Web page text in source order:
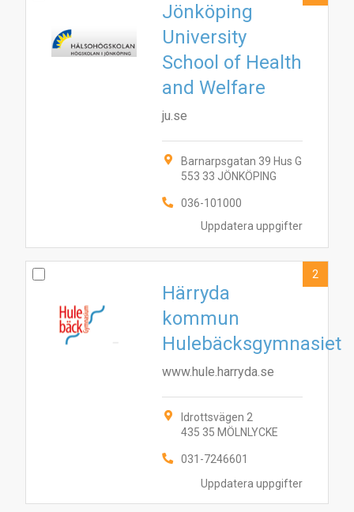
Uppdatera uppgifter
Jönköping
University
School of Health
and Welfare
ju.se
Barnarpsgatan 39 Hus G
553 33 JÖNKÖPING
036-101000
Uppdatera uppgifter
Härryda
kommun
Hulebäcksgymnasiet
www.hule.harryda.se
Idrottsvägen 2
435 35 MÖLNLYCKE
031-7246601
2